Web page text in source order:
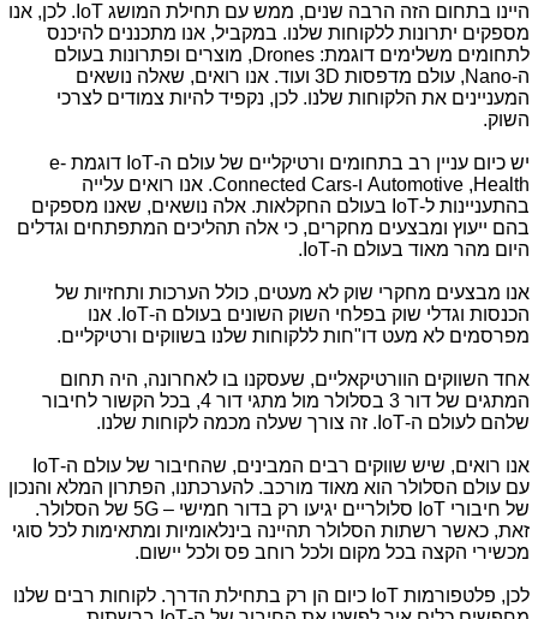
היינו בתחום הזה הרבה שנים, ממש עם תחילת המושג IoT . לכן, אנו
מספקים יתרונות ללקוחות שלנו. במקביל, אנו מתכננים להיכנס
לתחומים משלימים דוגמת: Drones, מוצרים ופתרונות בעולם
ה-Nano, עולם מדפסות 3D ועוד. אנו רואים, שאלה נושאים
המעניינים את הלקוחות שלנו. לכן, נקפיד להיות צמודים לצרכי
השוק.
יש כיום עניין רב בתחומים ורטיקליים של עולם ה-IoT דוגמת e-
Health
,
Automotive ו-Connected Cars. אנו רואים עלייה
בהתעניינות ל-IoT בעולם החקלאות. אלה נושאים, שאנו מספקים
בהם ייעוץ ומבצעים מחקרים, כי אלה תהליכים המתפתחים וגדלים
היום מהר מאוד בעולם ה-IoT
.
אנו מבצעים מחקרי שוק לא מעטים, כולל הערכות ותחזיות של
הכנסות וגדלי שוק בפלחי השוק השונים בעולם ה-IoT . אנו
מפרסמים לא מעט דו"חות ללקוחות שלנו בשווקים ורטיקליים.
אחד השווקים הוורטיקאליים, שעסקנו בו לאחרונה, היה תחום
המתגים של דור 3 בסלולר מול מתגי דור 4, בכל הקשור לחיבור
שלהם לעולם ה-IoT . זה צורך שעלה מכמה לקוחות שלנו.
אנו רואים, שיש שווקים רבים המבינים, שהחיבור של עולם ה-IoT
עם עולם הסלולר הוא מאוד מורכב. להערכתנו, הפתרון המלא והנכון
של חיבורי IoT סלולריים יגיעו רק בדור חמישי – 5G של הסלולר.
זאת, כאשר רשתות הסלולר תהיינה בינלאומיות ומתאימות לכל סוגי
מכשירי הקצה בכל מקום ולכל רוחב פס ולכל יישום.
לכן, פלטפורמות IoT כיום הן רק בתחילת הדרך. לקוחות רבים שלנו